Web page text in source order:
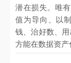
潜在损失。唯
值为导向、以
钱、治好数、
方能在数据资产